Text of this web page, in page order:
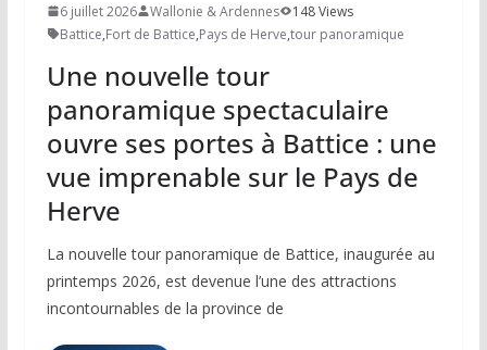
6 juillet 2026 Wallonie & Ardennes
148 Views
Battice,Fort de Battice,Pays de Herve,tour panoramique
Une nouvelle tour
panoramique spectaculaire
ouvre ses portes à Battice : une
vue imprenable sur le Pays de
Herve
La nouvelle tour panoramique de Battice, inaugurée au
printemps 2026, est devenue l’une des attractions
incontournables de la province de